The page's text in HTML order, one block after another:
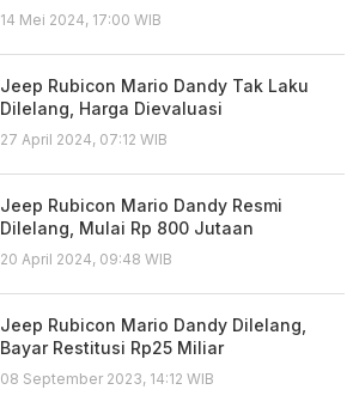
14 Mei 2024, 17:00 WIB
Jeep Rubicon Mario Dandy Tak Laku
Dilelang, Harga Dievaluasi
27 April 2024, 07:12 WIB
Jeep Rubicon Mario Dandy Resmi
Dilelang, Mulai Rp 800 Jutaan
20 April 2024, 09:48 WIB
Jeep Rubicon Mario Dandy Dilelang,
Bayar Restitusi Rp25 Miliar
08 September 2023, 14:12 WIB